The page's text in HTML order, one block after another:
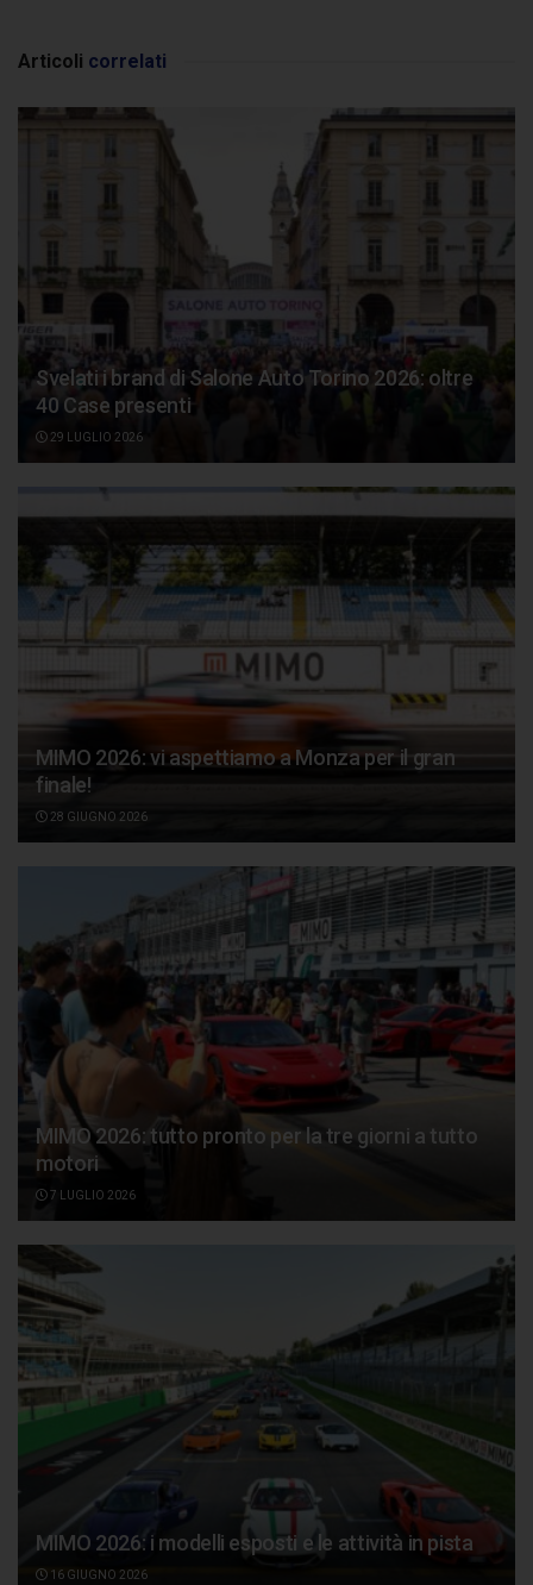
Articoli correlati
Svelati i brand di Salone Auto Torino 2026: oltre
40 Case presenti
29 LUGLIO 2026
MIMO 2026: vi aspettiamo a Monza per il gran
finale!
28 GIUGNO 2026
MIMO 2026: tutto pronto per la tre giorni a tutto
motori
7 LUGLIO 2026
MIMO 2026: i modelli esposti e le attività in pista
16 GIUGNO 2026